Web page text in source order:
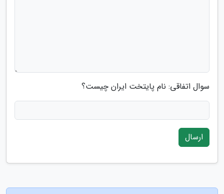
سوال اتفاقی: نام پایتخت ایران چیست؟
ارسال